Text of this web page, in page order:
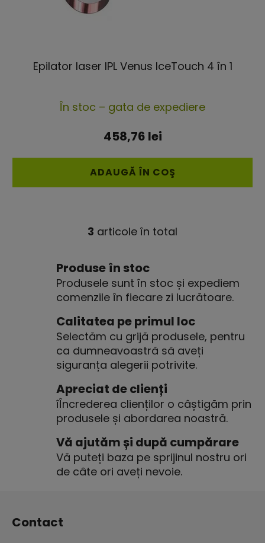
Epilator laser IPL Venus IceTouch 4 în 1
medie
a
este
5,0
stele.
În stoc – gata de expediere
458,76 lei
ADAUGĂ ÎN COŞ
C
n
t
r
o
l
u
l
l
i
s
t
ă
r
i
l
o
r
3 articole în total
Produse în stoc
Produsele sunt în stoc și expediem
comenzile în fiecare zi lucrătoare.
Calitatea pe primul loc
Selectăm cu grijă produsele, pentru
ca dumneavoastră să aveți
siguranța alegerii potrivite.
Apreciat de clienți
îÎncrederea clienților o câștigăm prin
produsele și abordarea noastră.
Vă ajutăm și după cumpărare
Vă puteți baza pe sprijinul nostru ori
de câte ori aveți nevoie.
Contact